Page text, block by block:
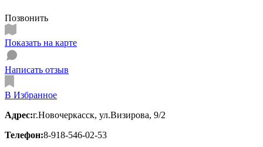
Позвонить
Показать на карте
Написать отзыв
В Избранное
Адрес:г.Новочеркасск, ул.Визирова, 9/2
Телефон:8-918-546-02-53